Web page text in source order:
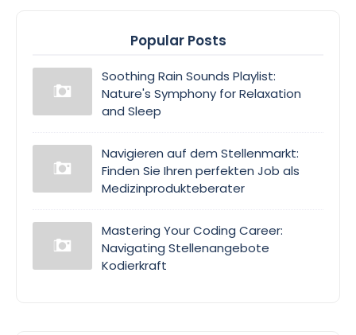
Popular Posts
Soothing Rain Sounds Playlist:
Nature's Symphony for Relaxation
and Sleep
Navigieren auf dem Stellenmarkt:
Finden Sie Ihren perfekten Job als
Medizinprodukteberater
Mastering Your Coding Career:
Navigating Stellenangebote
Kodierkraft